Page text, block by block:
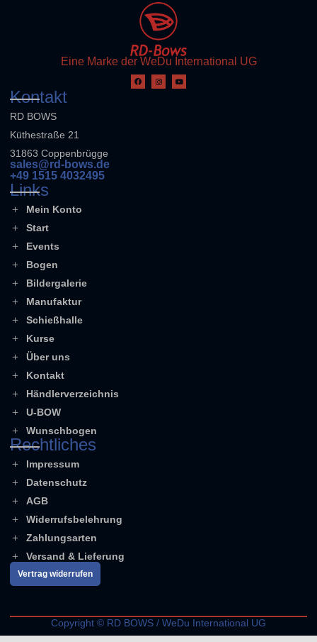
Eine Marke der WeDu International UG
Kontakt
RD BOWS
Küthestraße 21
31863 Coppenbrügge
sales@rd-bows.de
+49 1515 4032495
Links
Mein Konto
Start
Events
Bogen
Bildergalerie
Manufaktur
Schießhalle
Kurse
Über uns
Kontakt
Händlerverzeichnis
U-BOW
Wunschbogen
Rechtliches
Impressum
Datenschutz
AGB
Widerrufsbelehrung
Zahlungsarten
Versand & Lieferung
Vertrag widerrufen
Copyright © RD BOWS / WeDu International UG